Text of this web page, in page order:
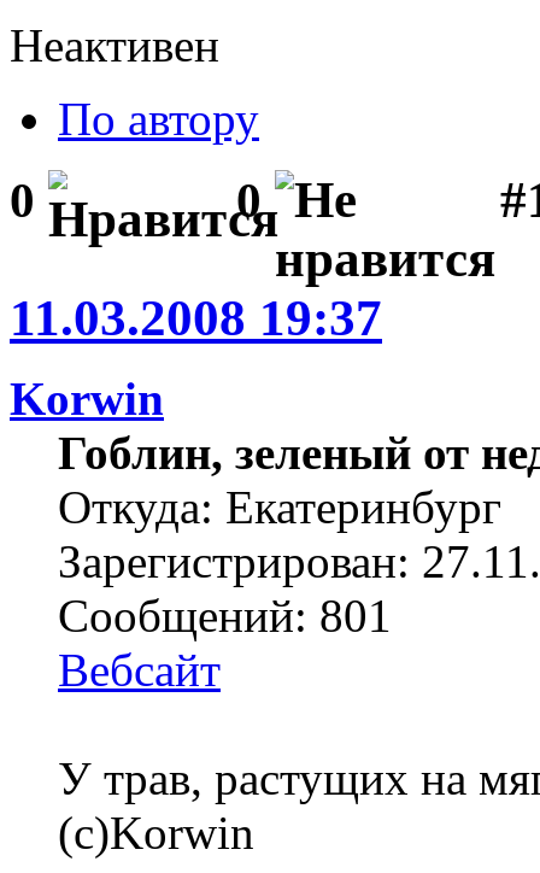
Неактивен
По автору
0 0
11.03.2008 19:37
Korwin
Гоблин, зеленый от
Откуда: Екатеринбург
Зарегистрирован:
Сообщений: 801
Вебсайт
У трав, растущих на
(с)Korwin